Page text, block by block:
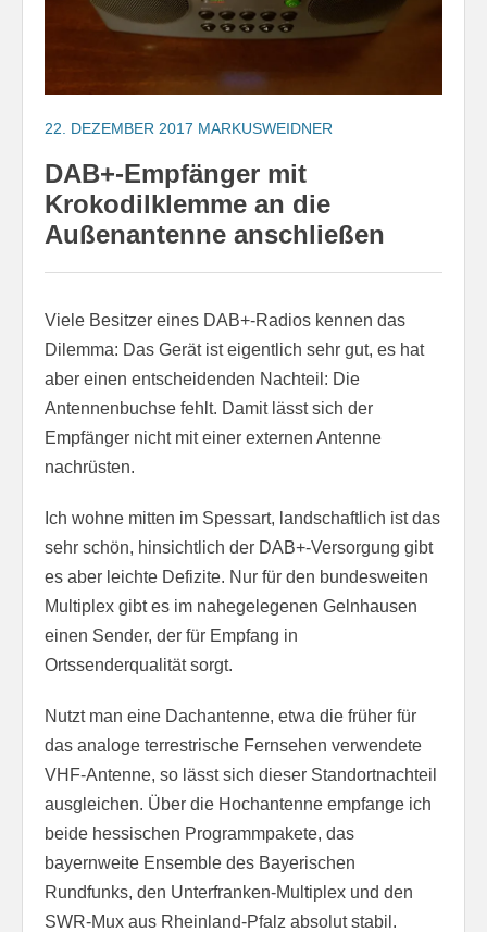
22. DEZEMBER 2017 MARKUSWEIDNER
DAB+-Empfänger mit
Krokodilklemme an die
Außenantenne anschließen
Viele Besitzer eines DAB+-Radios kennen das
Dilemma: Das Gerät ist eigentlich sehr gut, es hat
aber einen entscheidenden Nachteil: Die
Antennenbuchse fehlt. Damit lässt sich der
Empfänger nicht mit einer externen Antenne
nachrüsten.
Ich wohne mitten im Spessart, landschaftlich ist das
sehr schön, hinsichtlich der DAB+-Versorgung gibt
es aber leichte Defizite. Nur für den bundesweiten
Multiplex gibt es im nahegelegenen Gelnhausen
einen Sender, der für Empfang in
Ortssenderqualität sorgt.
Nutzt man eine Dachantenne, etwa die früher für
das analoge terrestrische Fernsehen verwendete
VHF-Antenne, so lässt sich dieser Standortnachteil
ausgleichen. Über die Hochantenne empfange ich
beide hessischen Programmpakete, das
bayernweite Ensemble des Bayerischen
Rundfunks, den Unterfranken-Multiplex und den
SWR-Mux aus Rheinland-Pfalz absolut stabil.